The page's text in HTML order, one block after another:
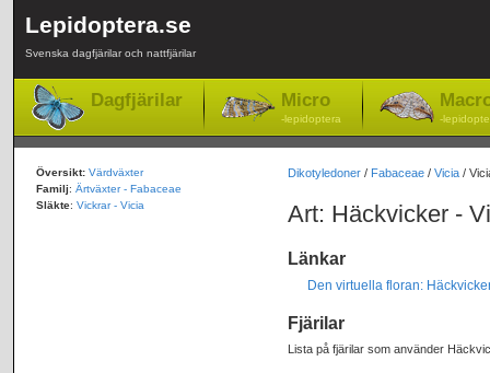
Lepidoptera.se
Svenska dagfjärilar och nattfjärilar
Dagfjärilar Micro
-lepidoptera -
Dikotyledoner/ Fabaceae/ Vicia/
Art: Häckvicker -
Länkar
Den virtuella floran:
Fjärilar
Lista på fjärilar som använder
Översikt: Värdväxter
Familj: Ärtväxter - Fabaceae
Släkte: Vickrar - Vicia